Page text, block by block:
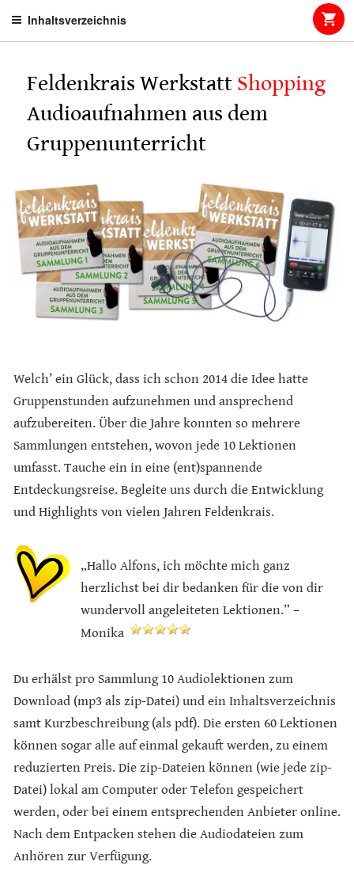
Inhaltsverzeichnis
Feldenkrais Werkstatt Shopping
Audioaufnahmen aus dem
Gruppenunterricht
Welch’ ein Glück, dass ich schon 2014 die Idee hatte
Gruppenstunden aufzunehmen und ansprechend
aufzubereiten. Über die Jahre konnten so mehrere
Sammlungen entstehen, wovon jede 10 Lektionen
umfasst. Tauche ein in eine (ent)spannende
Entdeckungsreise. Begleite uns durch die Entwicklung
und Highlights von vielen Jahren Feldenkrais.
„Hallo Alfons, ich möchte mich ganz
herzlichst bei dir bedanken für die von dir
wundervoll angeleiteten Lektionen.” –
Monika
Du erhälst pro Sammlung 10 Audiolektionen zum
Download (mp3 als zip-Datei) und ein Inhaltsverzeichnis
samt Kurzbeschreibung (als pdf). Die ersten 60 Lektionen
können sogar alle auf einmal gekauft werden, zu einem
reduzierten Preis. Die zip-Dateien können (wie jede zip-
Datei) lokal am Computer oder Telefon gespeichert
werden, oder bei einem entsprechenden Anbieter online.
Nach dem Entpacken stehen die Audiodateien zum
Anhören zur Verfügung.